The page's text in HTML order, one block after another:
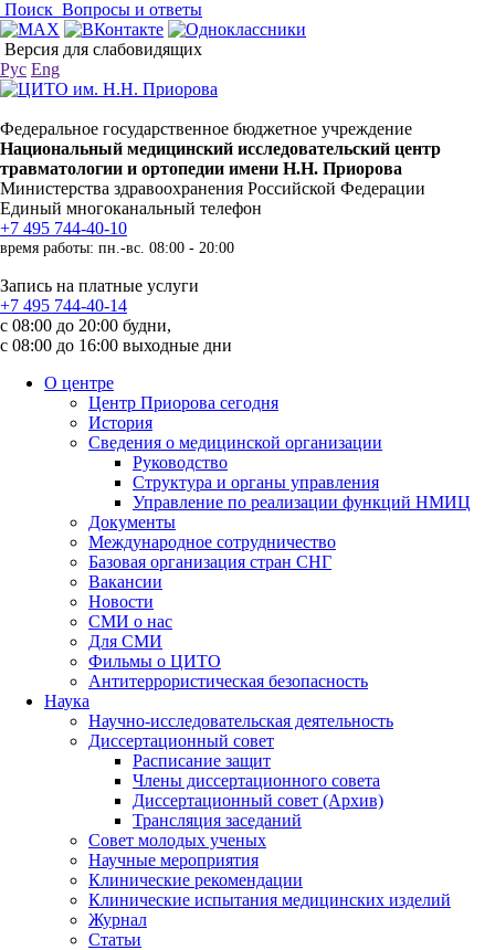
Поиск Вопросы и ответы
Версия для слабовидящих
Рус Eng
Федеральное государственное бюджетное учреждение
Национальный медицинский исследовательский центр
травматологии и ортопедии имени Н.Н. Приорова
Министерства здравоохранения Российской Федерации
Единый многоканальный телефон
+7 495 744-40-10
время работы: пн.-вс. 08:00 - 20:00
Запись на платные услуги
+7 495 744-40-14
с 08:00 до 20:00 будни,
с 08:00 до 16:00 выходные дни
О центре
Центр Приорова сегодня
История
Сведения о медицинской организации
Руководство
Структура и органы управления
Управление по реализации функций НМИЦ
Документы
Международное сотрудничество
Базовая организация стран СНГ
Вакансии
Новости
СМИ о нас
Для СМИ
Фильмы о ЦИТО
Антитеррористическая безопасность
Наука
Научно-исследовательская деятельность
Диссертационный совет
Расписание защит
Члены диссертационного совета
Диссертационный совет (Архив)
Трансляция заседаний
Совет молодых ученых
Научные мероприятия
Клинические рекомендации
Клинические испытания медицинских изделий
Журнал
Статьи